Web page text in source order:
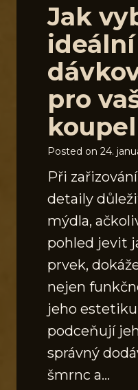
Jak
ideální
pro
Posted on 24.
Při
detaily
mýdla,
pohled jevit
prvek,
nejen
jeho
podceňují
správný
šmrnc a…